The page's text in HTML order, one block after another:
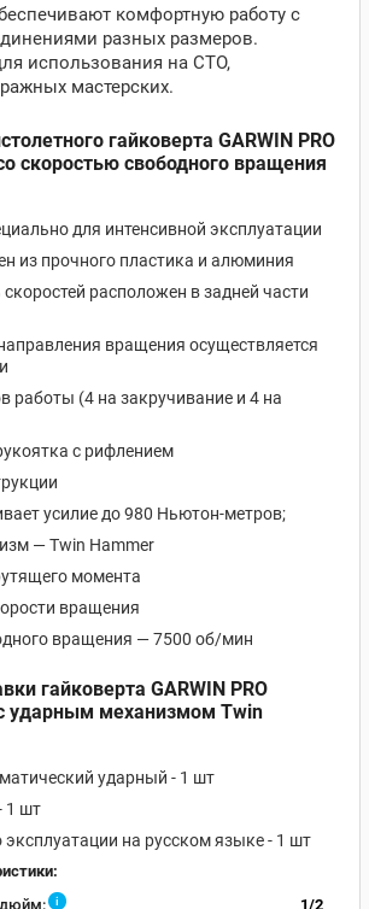
комфортную работу с
разных размеров.
использования на СТО,
мастерских.
гайковерта GARWIN PRO
скоростью свободного вращения
для интенсивной эксплуатации
из прочного пластика и алюминия
расположен в задней части
вращения осуществляется
работы (4 на закручивание и 4 на
с рифлением
усилие до 980 Ньютон-метров;
— Twin Hammer
момента
вращения
вращения — 7500 об/мин
гайковерта GARWIN PRO
ударным механизмом Twin
ударный - 1 шт
1 шт
эксплуатации на русском языке - 1 шт
дюйм:
i 1/2